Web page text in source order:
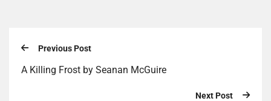
Previous Post
A Killing Frost by Seanan McGuire
Next Post